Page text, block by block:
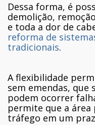
Dessa forma, é
demolição,
e toda a dor de
reforma de
tradicionais.
A flexibilidade
sem emendas,
podem ocorrer
permite que a área
tráfego em um